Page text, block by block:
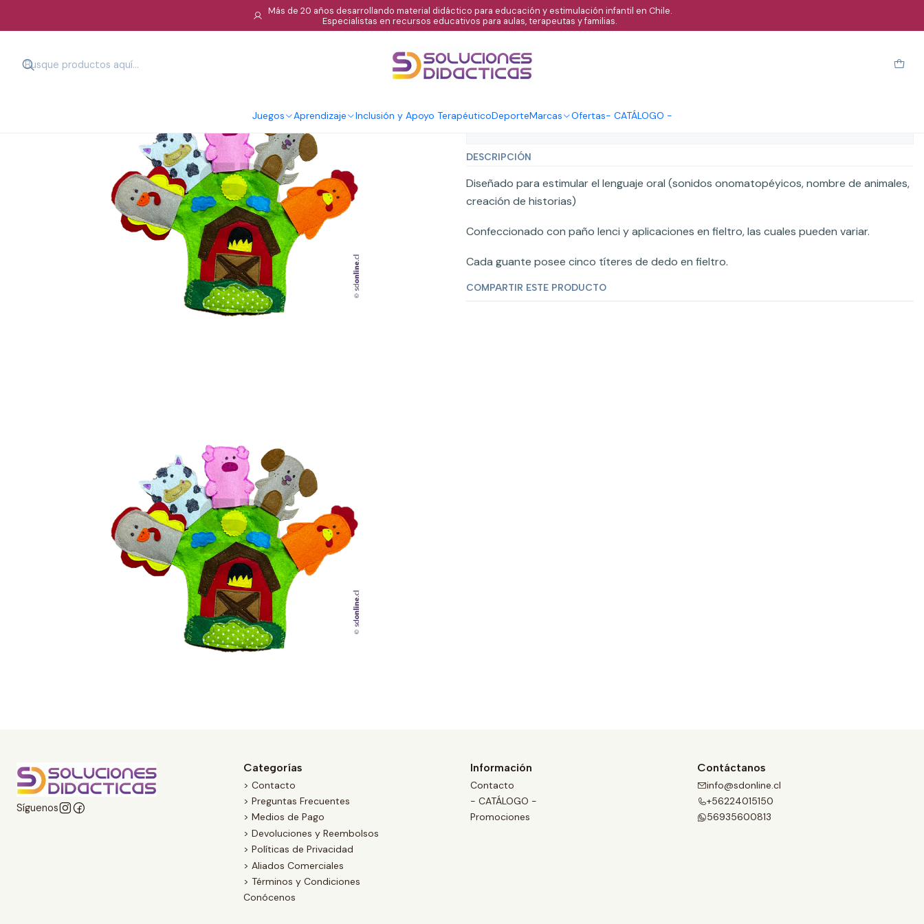
Juegos Aprendizaje Inclusión y Apoyo TerapéuticoDeporteMarcas Ofertas- CATÁLOGO -
Más de 20 años desarrollando material didáctico para educación y estimulación infantil en Chile.
Especialistas en recursos educativos para aulas, terapeutas y familias.
|
Guante Interactivos - Animales de la granja
DESCRIPCIÓN
Diseñado para estimular el lenguaje oral (sonidos onomatopéyicos, nombre de animales,
creación de historias)
Confeccionado con paño lenci y aplicaciones en fieltro, las cuales pueden variar.
Cada guante posee cinco títeres de dedo en fieltro.
COMPARTIR ESTE PRODUCTO
Síguenos
Categorías
> Contacto
> Preguntas Frecuentes
> Medios de Pago
> Devoluciones y Reembolsos
> Políticas de Privacidad
> Aliados Comerciales
> Términos y Condiciones
Conócenos
Información
Contacto
- CATÁLOGO -
Promociones
Contáctanos
info@sdonline.cl
+56224015150
56935600813